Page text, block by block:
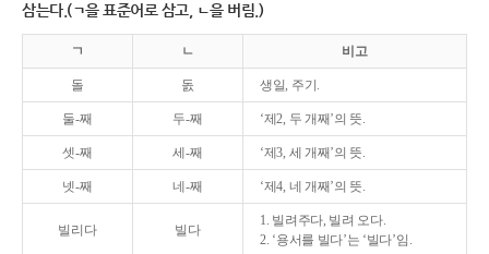
삼는다.(ㄱ을 표준어로 삼고, ㄴ을 버림.)
ㄱ ㄴ 비고
돌 돐 생일, 주기.
둘-째 두-째 ‘제2, 두 개째’의 뜻.
셋-째 세-째 ‘제3, 세 개째’의 뜻.
넷-째 네-째 ‘제4, 네 개째’의 뜻.
빌리다 빌다
1. 빌려주다, 빌려 오다.
2. ‘용서를 빌다’는 ‘빌다’임.